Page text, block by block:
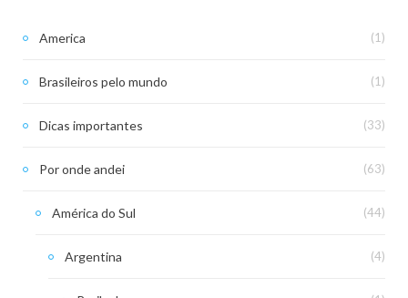
America (1)
Brasileiros pelo mundo (1)
Dicas importantes (33)
Por onde andei (63)
América do Sul (44)
Argentina (4)